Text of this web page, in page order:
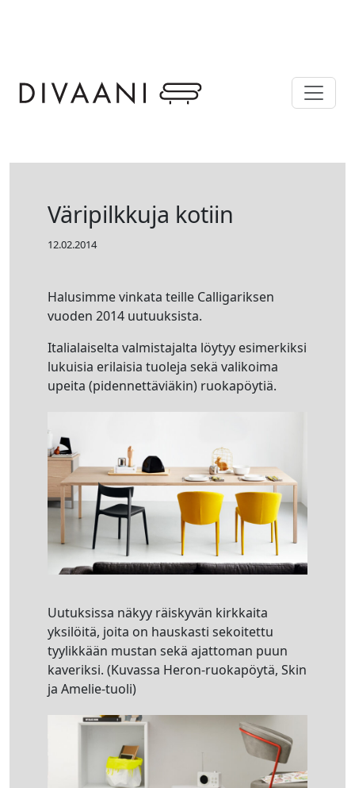
Väripilkkuja kotiin
12.02.2014
Halusimme vinkata teille Calligariksen
vuoden 2014 uutuuksista.
Italialaiselta valmistajalta löytyy esimerkiksi
lukuisia erilaisia tuoleja sekä valikoima
upeita (pidennettäviäkin) ruokapöytiä.
Uutuksissa näkyy räiskyvän kirkkaita
yksilöitä, joita on hauskasti sekoitettu
tyylikkään mustan sekä ajattoman puun
kaveriksi. (Kuvassa Heron-ruokapöytä, Skin
ja Amelie-tuoli)